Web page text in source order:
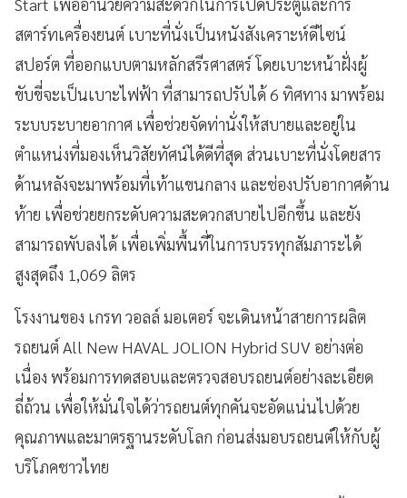
Start เพื่ออำนวยความสะดวกในการเปิดประตูและการ
สตาร์ทเครื่องยนต์ เบาะที่นั่งเป็นหนังสังเคราะห์ดีไซน์
สปอร์ต ที่ออกแบบตามหลักสรีรศาสตร์ โดยเบาะหน้าฝั่งผู้
ขับขี่จะเป็นเบาะไฟฟ้า ที่สามารถปรับได้ 6 ทิศทาง มาพร้อม
ระบบระบายอากาศ เพื่อช่วยจัดท่านั่งให้สบายและอยู่ใน
ตำแหน่งที่มองเห็นวิสัยทัศน์ได้ดีที่สุด ส่วนเบาะที่นั่งโดยสาร
ด้านหลังจะมาพร้อมที่เท้าแขนกลาง และช่องปรับอากาศด้าน
ท้าย เพื่อช่วยยกระดับความสะดวกสบายไปอีกขึ้น และยัง
สามารถพับลงได้ เพื่อเพิ่มพื้นที่ในการบรรทุกสัมภาระได้
สูงสุดถึง 1,069 ลิตร
โรงงานของ เกรท วอลล์ มอเตอร์ จะเดินหน้าสายการผลิต
รถยนต์ All New HAVAL JOLION Hybrid SUV อย่างต่อ
เนื่อง พร้อมการทดสอบและตรวจสอบรถยนต์อย่างละเอียด
ถี่ถ้วน เพื่อให้มั่นใจได้ว่ารถยนต์ทุกคันจะอัดแน่นไปด้วย
คุณภาพและมาตรฐานระดับโลก ก่อนส่งมอบรถยนต์ให้กับผู้
บริโภคชาวไทย